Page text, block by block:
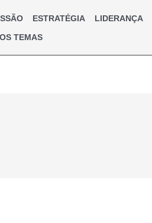
ESTRATÉGIA LIDERANÇA
TEMAS